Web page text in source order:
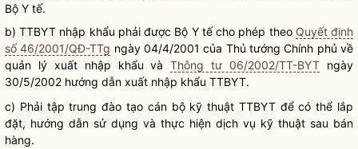
Bộ Y tế.
b) TTBYT nhập khẩu phải được Bộ Y tế cho phép theo Quyết định
số 46/2001/QĐ-TTg ngày 04/4/2001 của Thủ tướng Chính phủ về
quản lý xuất nhập khẩu vàThông tư 06/2002/TT-BYT ngày
30/5/2002 hướng dẫn xuất nhập khẩu TTBYT.
c) Phải tập trung đào tạo cán bộ kỹ thuật TTBYT để có thể lắp
đặt, hướng dẫn sử dụng và thực hiện dịch vụ kỹ thuật sau bán
hàng.